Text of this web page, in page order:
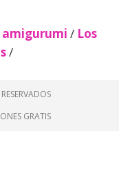
amigurumi / Los
/
GRATIS